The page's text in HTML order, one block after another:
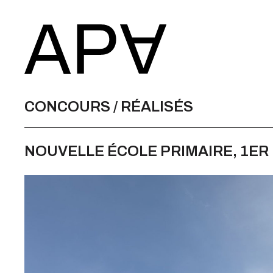
CONCOURS / RÉALISÉS
NOUVELLE ÉCOLE PRIMAIRE, 1ER